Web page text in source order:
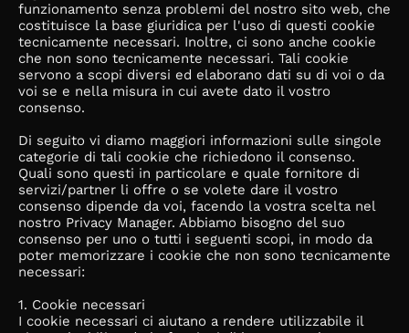
funzionamento senza problemi del nostro sito web, che
costituisce la base giuridica per l'uso di questi cookie
tecnicamente necessari. Inoltre, ci sono anche cookie
che non sono tecnicamente necessari. Tali cookie
servono a scopi diversi ed elaborano dati su di voi o da
voi se e nella misura in cui avete dato il vostro
consenso.
Di seguito vi diamo maggiori informazioni sulle singole
categorie di tali cookie che richiedono il consenso.
Quali sono questi in particolare e quale fornitore di
servizi/partner li offre o se volete dare il vostro
consenso dipende da voi, facendo la vostra scelta nel
nostro Privacy Manager. Abbiamo bisogno del suo
consenso per uno o tutti i seguenti scopi, in modo da
poter memorizzare i cookie che non sono tecnicamente
necessari:
1. Cookie necessari
I cookie necessari ci aiutano a rendere utilizzabile il